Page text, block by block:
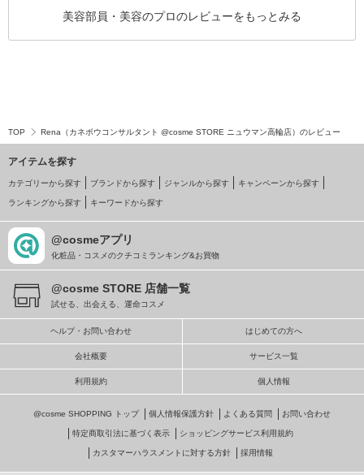
美容部員・美容のプロのレビューをもっとみる
TOP Rena（カネボウコンサルタント @cosme STORE ニュウマン高輪店）のレビュー
アイテムを探す
カテゴリーから探す ブランドから探す ジャンルから探す キャンペーンから探す
ランキングから探す キーワードから探す
@cosmeアプリ
化粧品・コスメのクチコミランキング&お買物
@cosme STORE 店舗一覧
試せる、出会える、運命コスメ
ヘルプ・お問い合わせ はじめての方へ
会社概要 サービス一覧
利用規約 個人情報
@cosme SHOPPING トップ 個人情報保護方針 よくある質問 お問い合わせ
特定商取引法に基づく表示 ショッピングサービス利用規約
カスタマーハラスメントに対する方針 採用情報